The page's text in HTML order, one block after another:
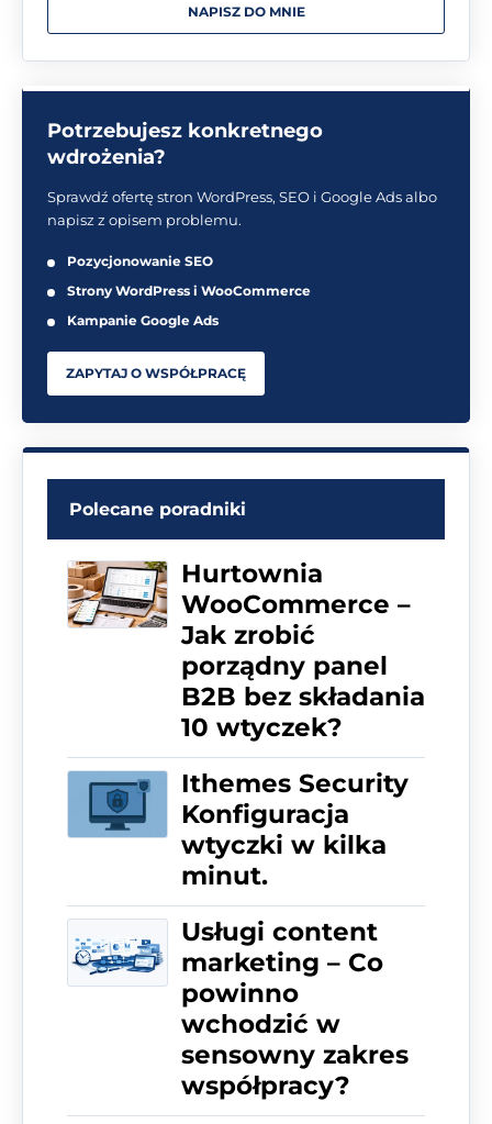
NAPISZ DO MNIE
Potrzebujesz konkretnego
wdrożenia?
Sprawdź ofertę stron WordPress, SEO i Google Ads albo
napisz z opisem problemu.
Pozycjonowanie SEO
Strony WordPress i WooCommerce
Kampanie Google Ads
ZAPYTAJ O WSPÓŁPRACĘ
Polecane poradniki
Hurtownia
WooCommerce –
Jak zrobić
porządny panel
B2B bez składania
10 wtyczek?
Ithemes Security
Konfiguracja
wtyczki w kilka
minut.
Usługi content
marketing – Co
powinno
wchodzić w
sensowny zakres
współpracy?